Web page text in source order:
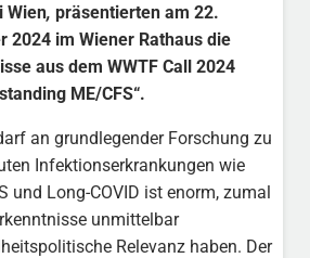
Wien,präsentierten am 22.
2024 im Wiener Rathaus die
aus dem WWTF Call 2024
ME/CFS“.
an grundlegender Forschung zu
Infektionserkrankungen wie
und Long-COVID ist enorm, zumal
unmittelbar
Relevanz haben. Der